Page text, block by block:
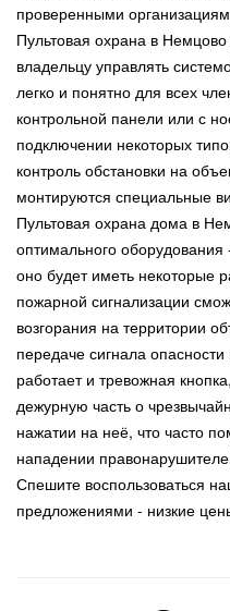
проверенными
Пультовая охрана в
владельцу управлять
легко и понятно для всех
контрольной панели или с
подключении некоторых
контроль обстановки на
монтируются специальные
Пультовая охрана дома в
оптимального оборудования
оно будет иметь некоторые
пожарной сигнализации
возгорания на территории
передаче сигнала
работает и тревожная
дежурную часть о
нажатии на неё, что часто
нападении
Спешите воспользоваться
предложениями - низкие